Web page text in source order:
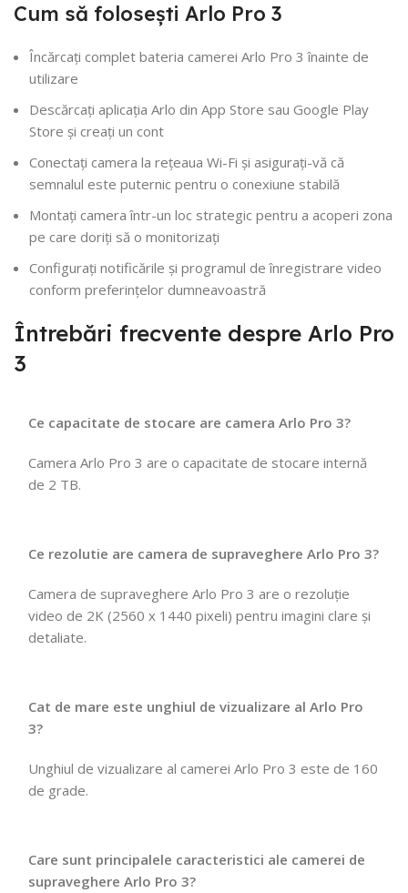
Cum să folosești Arlo Pro 3
Încărcați complet bateria camerei Arlo Pro 3 înainte de
utilizare
Descărcați aplicația Arlo din App Store sau Google Play
Store și creați un cont
Conectați camera la rețeaua Wi-Fi și asigurați-vă că
semnalul este puternic pentru o conexiune stabilă
Montați camera într-un loc strategic pentru a acoperi zona
pe care doriți să o monitorizați
Configurați notificările și programul de înregistrare video
conform preferințelor dumneavoastră
Întrebări frecvente despre Arlo Pro
3
Ce capacitate de stocare are camera Arlo Pro 3?
Camera Arlo Pro 3 are o capacitate de stocare internă
de 2 TB.
Ce rezolutie are camera de supraveghere Arlo Pro 3?
Camera de supraveghere Arlo Pro 3 are o rezoluție
video de 2K (2560 x 1440 pixeli) pentru imagini clare și
detaliate.
Cat de mare este unghiul de vizualizare al Arlo Pro
3?
Unghiul de vizualizare al camerei Arlo Pro 3 este de 160
de grade.
Care sunt principalele caracteristici ale camerei de
supraveghere Arlo Pro 3?